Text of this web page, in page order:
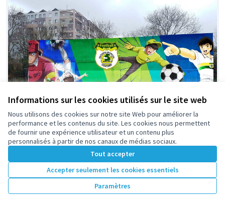
Informations sur les cookies utilisés sur le site web
Nous utilisons des cookies sur notre site Web pour améliorer la
performance et les contenus du site. Les cookies nous permettent
de fournir une expérience utilisateur et un contenu plus
personnalisés à partir de nos canaux de médias sociaux.
Tout accepter
Accepter seulement les cookies essentiels
Paramètres
Enchanter le stade Gabriel Péri
esnfootball
4 12